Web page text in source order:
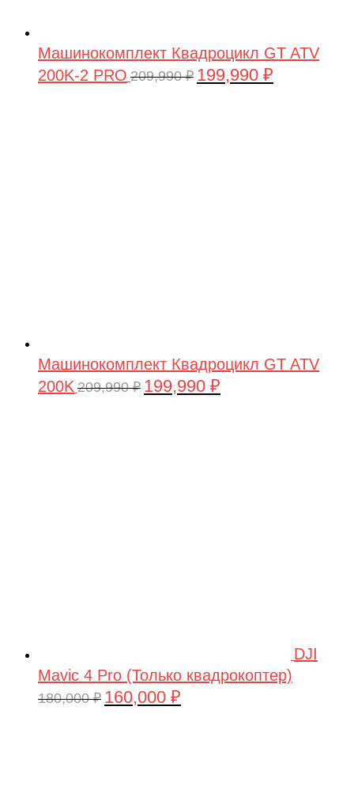
Машинокомплект Квадроцикл GT ATV
200K-2 PRO 209,990₽ Первоначальная
199,990 ₽
Машинокомплект Квадроцикл GT ATV
200K 209,990₽ Первоначальная
199,990 ₽
DJI
Mavic 4 Pro (Только квадрокоптер)
180,000₽ Первоначальная
160,000 ₽